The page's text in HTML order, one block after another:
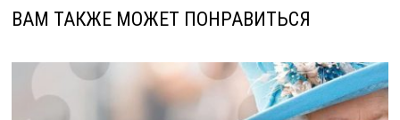
ВАМ ТАКЖЕ МОЖЕТ ПОНРАВИТЬСЯ